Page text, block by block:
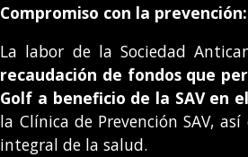
Compromiso con la prevención:
La labor de la Sociedad
recaudación de fondos que
Golf a beneficio de la SAV en
la Clínica de Prevención SAV,
integral de la salud.